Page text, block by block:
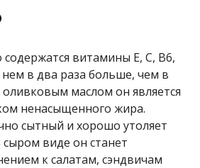
витамины E, С, В6,
нем в два раза больше, чем в
оливковым маслом он является
ненасыщенного жира.
сытный и хорошо утоляет
сыром виде он станет
к салатам, сэндвичам